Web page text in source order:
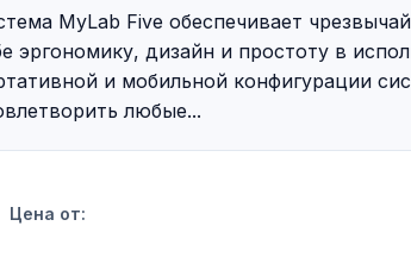
MyLab Five обеспечивает
эргономику, дизайн и простоту в
и мобильной конфигурации
любые...
Цена от: